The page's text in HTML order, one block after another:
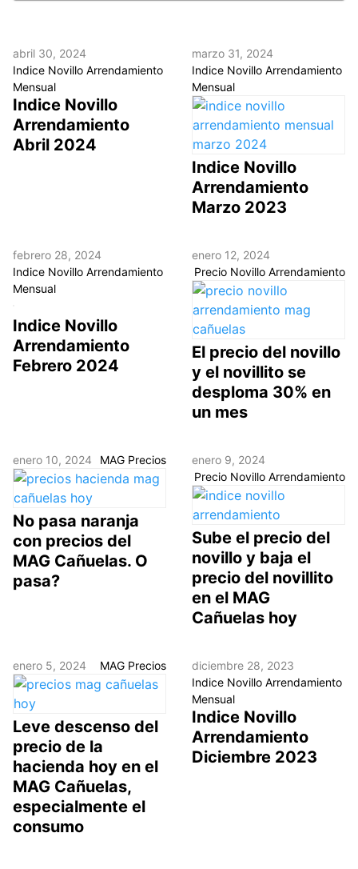
abril 30, 2024
Indice Novillo Arrendamiento
Mensual
Indice Novillo
Arrendamiento
Abril 2024
marzo 31, 2024
Indice Novillo Arrendamiento
Mensual
Indice Novillo
Arrendamiento
Marzo 2023
febrero 28, 2024
Indice Novillo Arrendamiento
Mensual
Indice Novillo
Arrendamiento
Febrero 2024
enero 12, 2024
Precio Novillo Arrendamiento
El precio del novillo
y el novillito se
desploma 30% en
un mes
enero 10, 2024 MAG Precios
No pasa naranja
con precios del
MAG Cañuelas. O
pasa?
enero 9, 2024
Precio Novillo Arrendamiento
Sube el precio del
novillo y baja el
precio del novillito
en el MAG
Cañuelas hoy
enero 5, 2024 MAG Precios
Leve descenso del
precio de la
hacienda hoy en el
MAG Cañuelas,
especialmente el
consumo
diciembre 28, 2023
Indice Novillo Arrendamiento
Mensual
Indice Novillo
Arrendamiento
Diciembre 2023